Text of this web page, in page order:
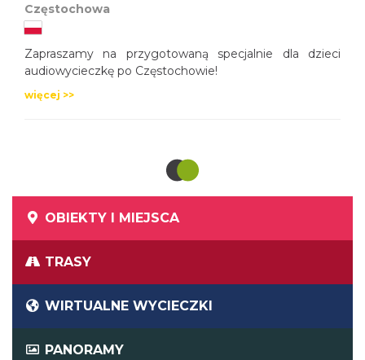
Częstochowa
Zapraszamy na przygotowaną specjalnie dla dzieci
audiowycieczkę po Częstochowie!
więcej >>
OBIEKTY I MIEJSCA
TRASY
WIRTUALNE WYCIECZKI
PANORAMY